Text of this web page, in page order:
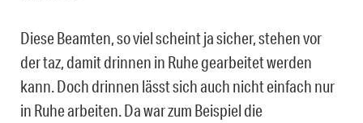
Diese Beamten, so viel scheint ja sicher, stehen vor
der taz, damit drinnen in Ruhe gearbeitet werden
kann. Doch drinnen lässt sich auch nicht einfach nur
in Ruhe arbeiten. Da war zum Beispiel die